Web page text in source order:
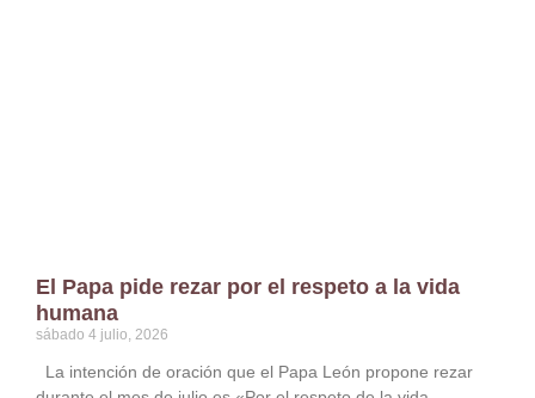
El Papa pide rezar por el respeto a la vida
humana
sábado 4 julio, 2026
La intención de oración que el Papa León propone rezar